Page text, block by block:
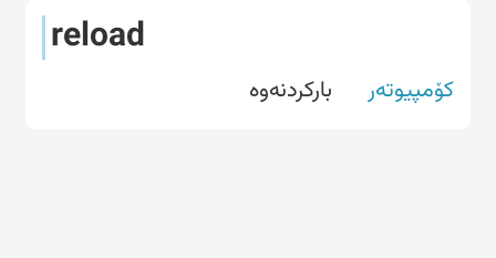
reload
کۆمپیوتەر باركردنه‌وه‌